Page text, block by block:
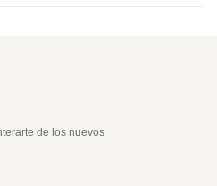
de los nuevos